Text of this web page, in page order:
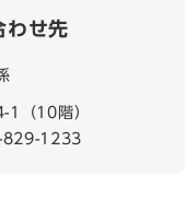
わせ先
1（10階）
829-1233